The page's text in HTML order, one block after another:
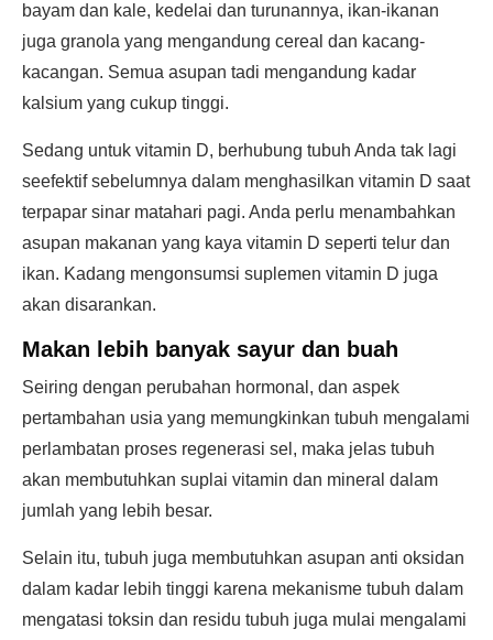
bayam dan kale, kedelai dan turunannya, ikan-ikanan
juga granola yang mengandung cereal dan kacang-
kacangan. Semua asupan tadi mengandung kadar
kalsium yang cukup tinggi.
Sedang untuk vitamin D, berhubung tubuh Anda tak lagi
seefektif sebelumnya dalam menghasilkan vitamin D saat
terpapar sinar matahari pagi. Anda perlu menambahkan
asupan makanan yang kaya vitamin D seperti telur dan
ikan. Kadang mengonsumsi suplemen vitamin D juga
akan disarankan.
Makan lebih banyak sayur dan buah
Seiring dengan perubahan hormonal, dan aspek
pertambahan usia yang memungkinkan tubuh mengalami
perlambatan proses regenerasi sel, maka jelas tubuh
akan membutuhkan suplai vitamin dan mineral dalam
jumlah yang lebih besar.
Selain itu, tubuh juga membutuhkan asupan anti oksidan
dalam kadar lebih tinggi karena mekanisme tubuh dalam
mengatasi toksin dan residu tubuh juga mulai mengalami